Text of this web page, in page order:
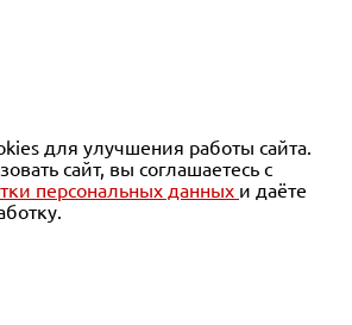
для улучшения работы сайта.
сайт, вы соглашаетесь с
персональных данных и даёте